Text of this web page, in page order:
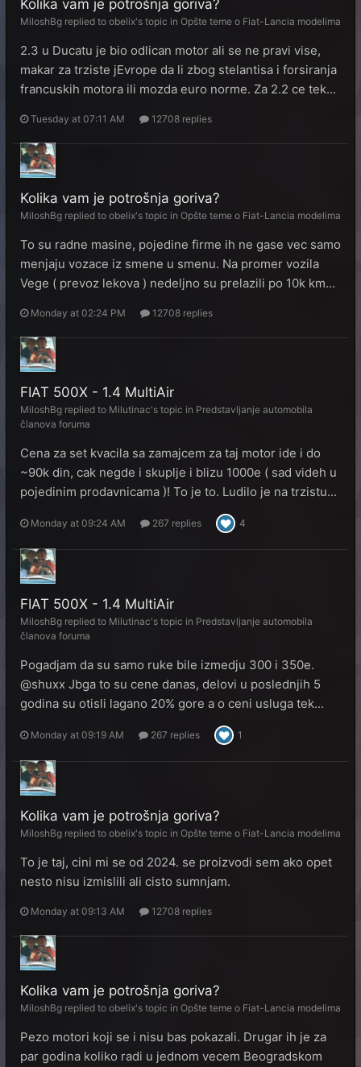
Kolika vam je potrošnja goriva?
MiloshBg replied to obelix's topic in Opšte teme o Fiat-Lancia modelima
2.3 u Ducatu je bio odlican motor ali se ne pravi vise,
makar za trziste jEvrope da li zbog stelantisa i forsiranja
francuskih motora ili mozda euro norme. Za 2.2 ce tek...
Tuesday at 07:11 AM 12708 replies
Kolika vam je potrošnja goriva?
MiloshBg replied to obelix's topic in Opšte teme o Fiat-Lancia modelima
To su radne masine, pojedine firme ih ne gase vec samo
menjaju vozace iz smene u smenu. Na promer vozila
Vege ( prevoz lekova ) nedeljno su prelazili po 10k km...
Monday at 02:24 PM 12708 replies
FIAT 500X - 1.4 MultiAir
MiloshBg replied to Milutinac's topic in Predstavljanje automobila
članova foruma
Cena za set kvacila sa zamajcem za taj motor ide i do
~90k din, cak negde i skuplje i blizu 1000e ( sad videh u
pojedinim prodavnicama )! To je to. Ludilo je na trzistu...
Monday at 09:24 AM 267 replies 4
FIAT 500X - 1.4 MultiAir
MiloshBg replied to Milutinac's topic in Predstavljanje automobila
članova foruma
Pogadjam da su samo ruke bile izmedju 300 i 350e.
@shuxx Jbga to su cene danas, delovi u poslednjih 5
godina su otisli lagano 20% gore a o ceni usluga tek...
Monday at 09:19 AM 267 replies 1
Kolika vam je potrošnja goriva?
MiloshBg replied to obelix's topic in Opšte teme o Fiat-Lancia modelima
To je taj, cini mi se od 2024. se proizvodi sem ako opet
nesto nisu izmislili ali cisto sumnjam.
Monday at 09:13 AM 12708 replies
Kolika vam je potrošnja goriva?
MiloshBg replied to obelix's topic in Opšte teme o Fiat-Lancia modelima
Pezo motori koji se i nisu bas pokazali. Drugar ih je za
par godina koliko radi u jednom vecem Beogradskom